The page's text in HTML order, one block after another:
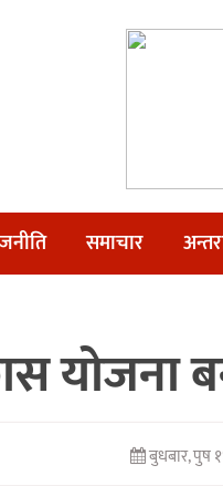
समाचार
योजना
बुधबार, पुष